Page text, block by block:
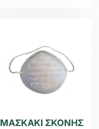
ΜΑΣΚΑΚΙ ΣΚΟΝΗΣ